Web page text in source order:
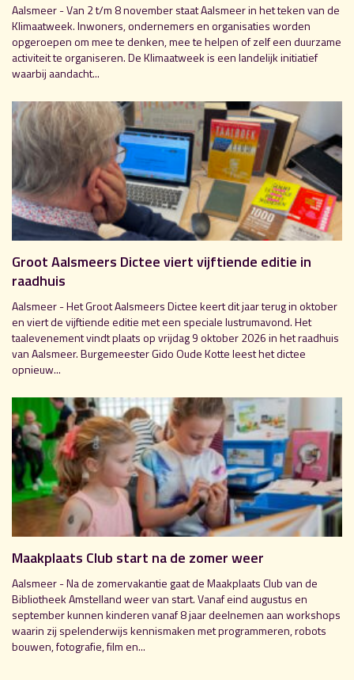
Aalsmeer - Van 2 t/m 8 november staat Aalsmeer in het teken van de
Klimaatweek. Inwoners, ondernemers en organisaties worden
opgeroepen om mee te denken, mee te helpen of zelf een duurzame
activiteit te organiseren. De Klimaatweek is een landelijk initiatief
waarbij aandacht...
Groot Aalsmeers Dictee viert vijftiende editie in
raadhuis
Aalsmeer - Het Groot Aalsmeers Dictee keert dit jaar terug in oktober
en viert de vijftiende editie met een speciale lustrumavond. Het
taalevenement vindt plaats op vrijdag 9 oktober 2026 in het raadhuis
van Aalsmeer. Burgemeester Gido Oude Kotte leest het dictee
opnieuw...
Maakplaats Club start na de zomer weer
Aalsmeer - Na de zomervakantie gaat de Maakplaats Club van de
Bibliotheek Amstelland weer van start. Vanaf eind augustus en
september kunnen kinderen vanaf 8 jaar deelnemen aan workshops
waarin zij spelenderwijs kennismaken met programmeren, robots
bouwen, fotografie, film en...